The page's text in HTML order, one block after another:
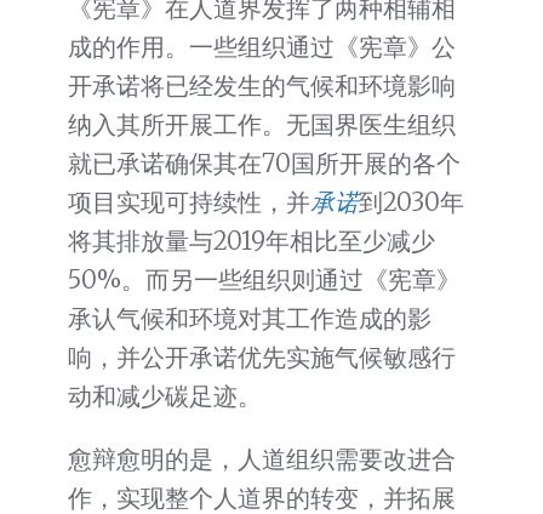
《宪章》在人道界发挥了两种相辅相
成的作用。一些组织通过《宪章》公
开承诺将已经发生的气候和环境影响
纳入其所开展工作。无国界医生组织
就已承诺确保其在70国所开展的各个
项目实现可持续性，并承诺到2030年
将其排放量与2019年相比至少减少
50%。而另一些组织则通过《宪章》
承认气候和环境对其工作造成的影
响，并公开承诺优先实施气候敏感行
动和减少碳足迹。
愈辩愈明的是，人道组织需要改进合
作，实现整个人道界的转变，并拓展